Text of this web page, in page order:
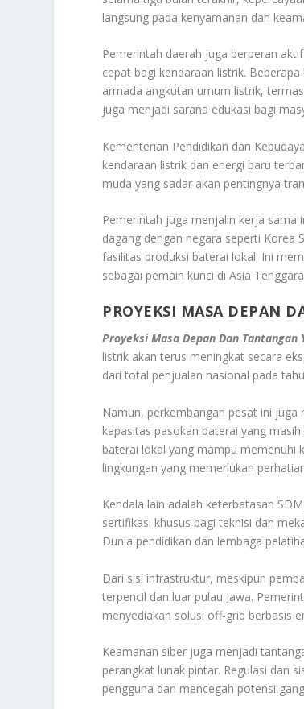
langsung pada kenyamanan dan
Pemerintah daerah juga berperan
cepat bagi kendaraan listrik.
armada angkutan umum listrik,
juga menjadi sarana edukasi bagi
Kementerian Pendidikan dan
kendaraan listrik dan energi baru
muda yang sadar akan pentingnya
Pemerintah juga menjalin kerja sama
dagang dengan negara seperti Korea
fasilitas produksi baterai lokal. Ini
sebagai pemain kunci di Asia
PROYEKSI MASA DEPAN
Proyeksi Masa Depan Dan Tantangan
listrik akan terus meningkat secara
dari total penjualan nasional pada
Namun, perkembangan pesat ini
kapasitas pasokan baterai yang
baterai lokal yang mampu memenuhi
lingkungan yang memerlukan
Kendala lain adalah keterbatasan
sertifikasi khusus bagi teknisi dan
Dunia pendidikan dan lembaga
Dari sisi infrastruktur, meskipun
terpencil dan luar pulau Jawa.
menyediakan solusi off-grid berbasis
Keamanan siber juga menjadi
perangkat lunak pintar. Regulasi dan
pengguna dan mencegah potensi